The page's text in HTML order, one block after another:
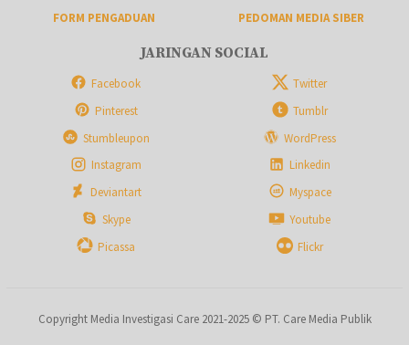
FORM PENGADUAN
PEDOMAN MEDIA SIBER
JARINGAN SOCIAL
Facebook
Twitter
Pinterest
Tumblr
Stumbleupon
WordPress
Instagram
Linkedin
Deviantart
Myspace
Skype
Youtube
Picassa
Flickr
Copyright Media Investigasi Care 2021-2025 © PT. Care Media Publik